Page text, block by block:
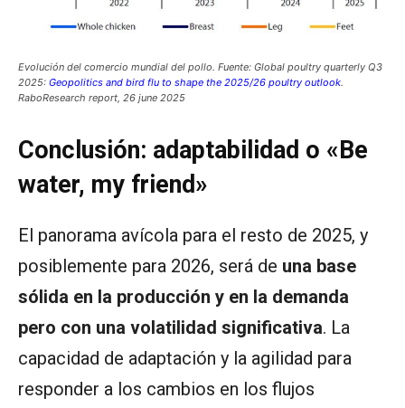
Evolución del comercio mundial del pollo. Fuente: Global poultry quarterly Q3
2025: Geopolitics and bird flu to shape the 2025/26 poultry outlook.
RaboResearch report, 26 june 2025
Conclusión: adaptabilidad o «Be
water, my friend»
El panorama avícola para el resto de 2025, y
posiblemente para 2026, será de una base
sólida en la producción y en la demanda
pero con una volatilidad significativa. La
capacidad de adaptación y la agilidad para
responder a los cambios en los flujos